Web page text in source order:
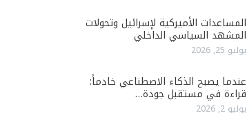
المساعدات الأميركية لإسرائيل وتحولات
المشهد السياسي الداخلي
يوليو 25, 2026
عندما يصبح الذكاء الاصطناعي خادماً:
قراءة في مستقبل جودة…
يوليو 2, 2026